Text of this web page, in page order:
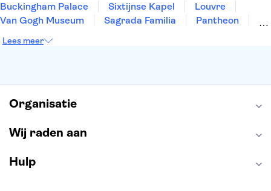
Buckingham Palace
Sixtijnse Kapel
Louvre
Van Gogh Museum
Sagrada Familia
Pantheon
Keukenhof
Lees meer
Organisatie
Wij raden aan
Hulp